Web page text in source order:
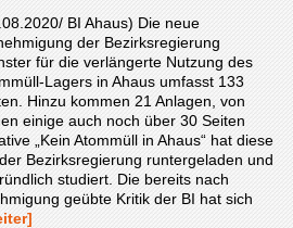
BI Ahaus) Die neue
der Bezirksregierung
für die verlängerte Nutzung des
Lagers in Ahaus umfasst 133
Hinzu kommen 21 Anlagen, von
einige auch noch über 30 Seiten
„Kein Atommüll in Ahaus“ hat diese
Bezirksregierung runtergeladen und
studiert. Die bereits nach
geübte Kritik der BI hat sich